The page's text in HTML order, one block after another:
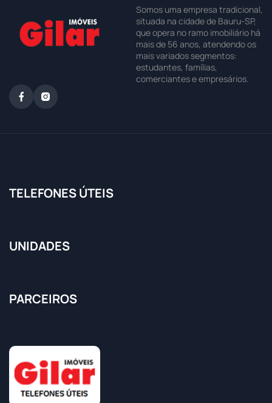
Somos uma empresa tradicional,
situada na cidade de Bauru-SP,
que opera no ramo imobiliário há
mais de 56 anos, atendendo os
mais variados segmentos:
estudantes, famílias,
comerciantes e empresários.
TELEFONES ÚTEIS
UNIDADES
PARCEIROS